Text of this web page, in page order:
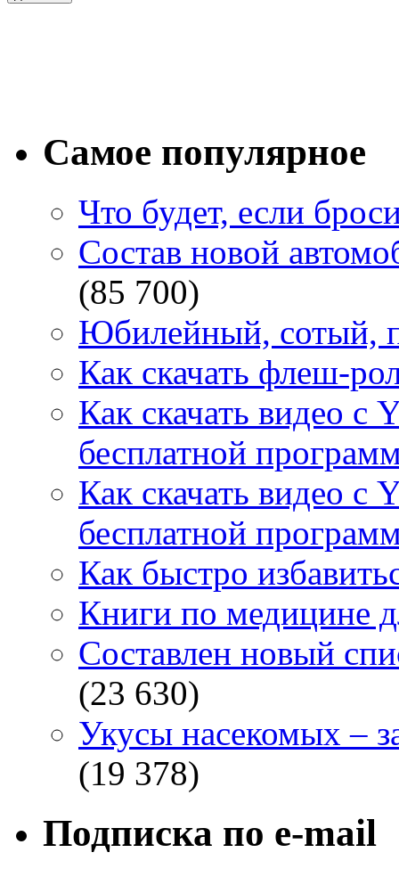
Самое популярное
Что будет, если
Состав новой
(85 700)
Юбилейный, сотый,
Как скачать флеш-
Как скачать видео с
бесплатной
Как скачать видео с
бесплатной
Как быстро
Книги по медицине
Составлен новый
(23 630)
Укусы насекомых –
(19 378)
Подписка по e-mail